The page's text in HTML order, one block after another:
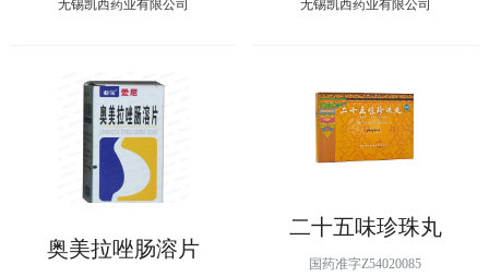
无锡凯西药业有限公司 无锡凯西药业有限公司
奥美拉唑肠溶片
二十五味珍珠丸
国药准字Z54020085